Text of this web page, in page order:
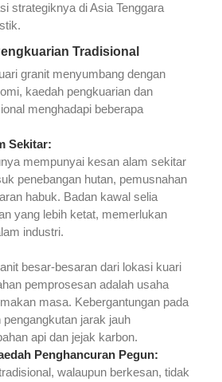
strategiknya di Asia Tenggara
Tradisional
granit menyumbang dengan
kaedah pengkuarian dan
menghadapi beberapa
Sekitar:
mempunyai kesan alam sekitar
penebangan hutan, pemusnahan
habuk. Badan kawal selia
yang lebih ketat, memerlukan
industri.
besar-besaran dari lokasi kuari
pemprosesan adalah usaha
masa. Kebergantungan pada
jarak jauh
api dan jejak karbon.
Penghancuran Pegun:
walaupun berkesan, tidak